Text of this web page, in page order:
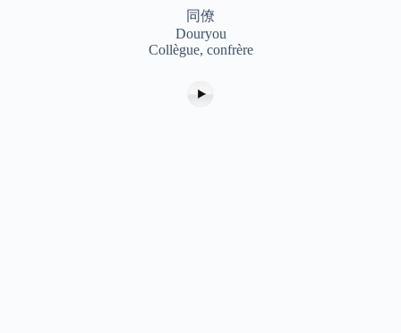
同僚
Douryou
Collègue, confrère